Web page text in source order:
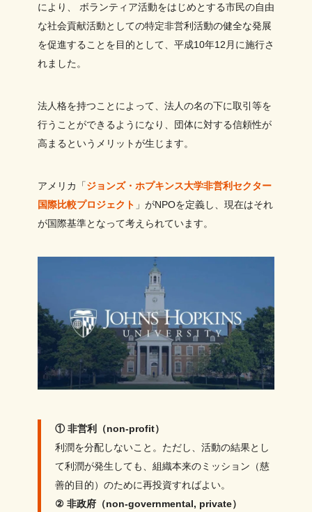
により、 ボランティア活動をはじめとする市民の自由
な社会貢献活動としての特定非営利活動の健全な発展
を促進することを目的として、平成10年12月に施行さ
れました。
法人格を持つことによって、法人の名の下に取引等を
行うことができるようになり、団体に対する信頼性が
高まるというメリットが生じます。
アメリカ「ジョンズ・ホプキンス大学非営利セクター
国際比較プロジェクト 」がNPOを定義し、現在はそれ
が国際基準となって考えられています。
① 非営利（non-profit）
利潤を分配しないこと。ただし、活動の結果とし
て利潤が発生しても、組織本来のミッション（慈
善的目的）のために再投資すればよい。
② 非政府（non-governmental, private）